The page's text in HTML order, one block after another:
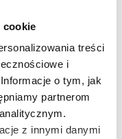
cookie
treści
i
o tym, jak
partnerom
z innymi danymi
25